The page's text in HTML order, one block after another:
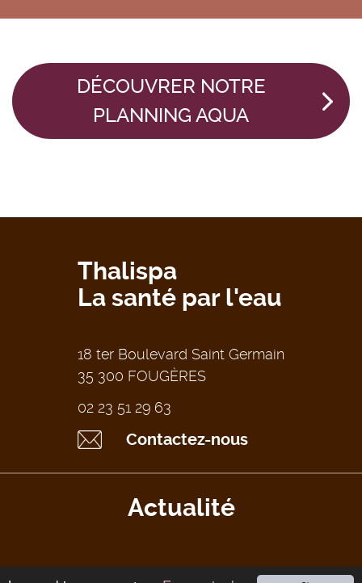
DÉCOUVRER NOTRE
PLANNING AQUA
Thalispa
La santé par l'eau
18 ter Boulevard Saint Germain
35 300 FOUGÈRES
02 23 51 29 63
Contactez-nous
Actualité